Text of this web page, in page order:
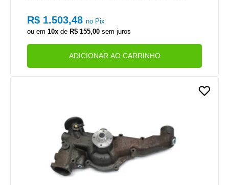
R$ 1.503,48no Pix
ou em10x deR$ 155,00 sem juros
ADICIONAR AO CARRINHO